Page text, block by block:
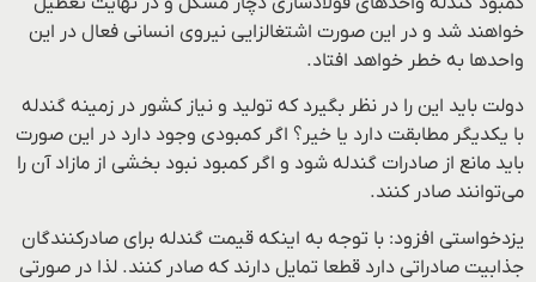
خواهند شد و در این صورت اشتغالزایی نیروی انسانی فعال در این
واحدها به خطر خواهد افتاد.
دولت باید این را در نظر بگیرد که تولید و نیاز کشور در زمینه گندله
با یکدیگر مطابقت دارد یا خیر؟ اگر کمبودی وجود دارد در این صورت
باید مانع از صادرات گندله شود و اگر کمبود نبود بخشی از مازاد آن را
می‌توانند صادر کنند.
یزدخواستی افزود: با توجه به اینکه قیمت گندله برای صادرکنندگان
جذابیت صادراتی دارد قطعا تمایل دارند که صادر کنند. لذا در صورتی